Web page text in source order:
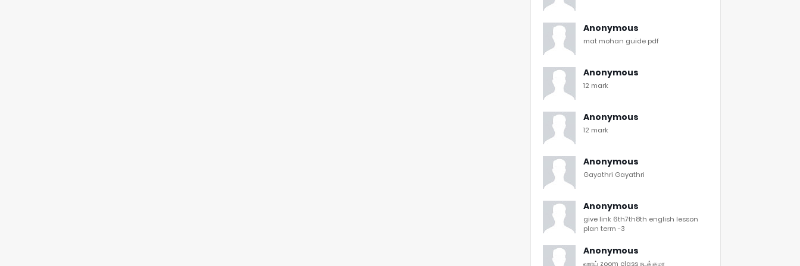
Anonymous
mat mohan guide pdf
Anonymous
12 mark
Anonymous
12 mark
Anonymous
Gayathri Gayathri
Anonymous
give link 6th7th8th english lesson
plan term -3
Anonymous
ஹாய் zoom class நடக்குமா